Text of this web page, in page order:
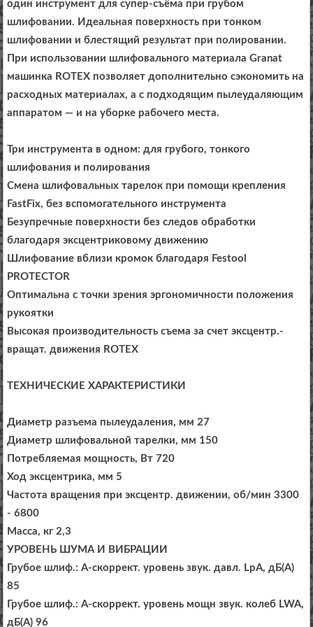
один инструмент для супер-съёма при грубом
шлифовании. Идеальная поверхность при тонком
шлифовании и блестящий результат при полировании.
При использовании шлифовального материала Granat
машинка ROTEX позволяет дополнительно сэкономить на
расходных материалах, а с подходящим пылеудаляющим
аппаратом — и на уборке рабочего места.
Три инструмента в одном: для грубого, тонкого
шлифования и полирования
Смена шлифовальных тарелок при помощи крепления
FastFix, без вспомогательного инструмента
Безупречные поверхности без следов обработки
благодаря эксцентриковому движению
Шлифование вблизи кромок благодаря Festool
PROTECTOR
Оптимальна с точки зрения эргономичности положения
рукоятки
Высокая производительность съема за счет эксцентр.-
вращат. движения ROTEX
ТЕХНИЧЕСКИЕ ХАРАКТЕРИСТИКИ
Диаметр разъема пылеудаления, мм 27
Диаметр шлифовальной тарелки, мм 150
Потребляемая мощность, Вт 720
Ход эксцентрика, мм 5
Частота вращения при эксцентр. движении, об/мин 3300
- 6800
Масса, кг 2,3
УРОВЕНЬ ШУМА И ВИБРАЦИИ
Грубое шлиф.: A-скоррект. уровень звук. давл. LpA, дБ(A)
85
Грубое шлиф.: A-скоррект. уровень мощн звук. колеб LWA,
дБ(A) 96